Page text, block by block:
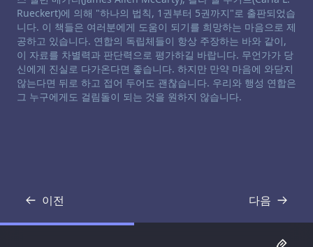
Rueckert)에 의해 "하나의 법칙, 1권부터 5권까지"로 출판되었습
니다. 이 책들은 여러분에게 도움이 되기를 희망하는 마음으로 제
공하고 있습니다. 연합의 독립체들이 항상 주장하는 바와 같이,
이 자료를 차별력과 판단력으로 평가하길 바랍니다. 무언가가 당
신에게 진실로 다가온다면 좋습니다. 하지만 만약 마음에 와닫지
않는다면 뒤로 하고 접어 두어도 괜찮습니다. 우리와 행성 연합은
그 누구에게도 걸림돌이 되는 것을 원하지 않습니다.
이전
기록 다음
기록